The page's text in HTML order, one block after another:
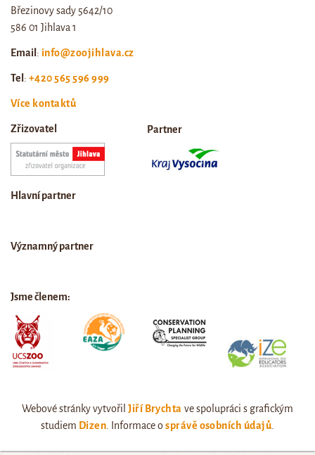
Březinovy sady 5642/10
586 01 Jihlava 1
Email: info@zoojihlava.cz
Tel: +420 565 596 999
Více kontaktů
Zřizovatel Partner
Hlavní partner
Významný partner
Jsme členem:
Webové stránky vytvořilJiří Brychta ve spolupráci s grafickým
studiem Dizen . Informace osprávě osobních údajů